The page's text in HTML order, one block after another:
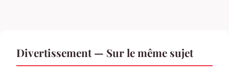
Divertissement — Sur le même sujet